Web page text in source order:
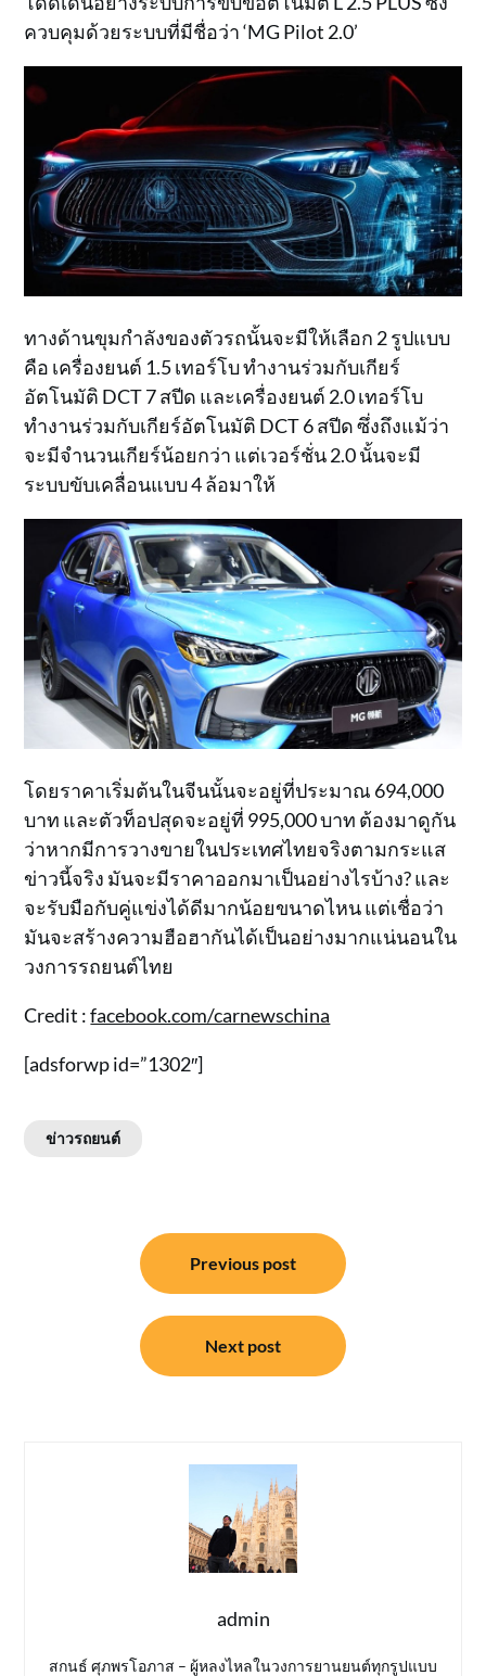
ควบคุมด้วยระบบที่มีชื่อว่า ‘MG Pilot 2.0’
ทางด้านขุมกำลังของตัวรถนั้นจะมีให้เลือก 2 รูปแบบ
คือ เครื่องยนต์ 1.5 เทอร์โบ ทำงานร่วมกับเกียร์
อัตโนมัติ DCT 7 สปีด และเครื่องยนต์ 2.0 เทอร์โบ
ทำงานร่วมกับเกียร์อัตโนมัติ DCT 6 สปีด ซึ่งถึงแม้ว่า
จะมีจำนวนเกียร์น้อยกว่า แต่เวอร์ชั่น 2.0 นั้นจะมี
ระบบขับเคลื่อนแบบ 4 ล้อมาให้
โดยราคาเริ่มต้นในจีนนั้นจะอยู่ที่ประมาณ 694,000
บาท และตัวท็อปสุดจะอยู่ที่ 995,000 บาท ต้องมาดูกัน
ว่าหากมีการวางขายในประเทศไทยจริงตามกระแส
ข่าวนี้จริง มันจะมีราคาออกมาเป็นอย่างไรบ้าง? และ
จะรับมือกับคู่แข่งได้ดีมากน้อยขนาดไหน แต่เชื่อว่า
มันจะสร้างความฮือฮากันได้เป็นอย่างมากแน่นอนใน
วงการรถยนต์ไทย
Credit :facebook.com/carnewschina
[adsforwp id=”1302″]
ข่าวรถยนต์
Previous post
Next post
admin
สกนธ์ ศุภพรโอภาส – ผู้หลงไหลในวงการยานยนต์ทุกรูปแบบ